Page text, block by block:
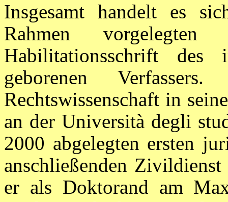
Insgesamt handelt es
Rahmen
Habilitationsschrift
geborenen
Rechtswissenschaft in
an der Università degli
2000 abgelegten ersten
anschließenden
er als Doktorand am